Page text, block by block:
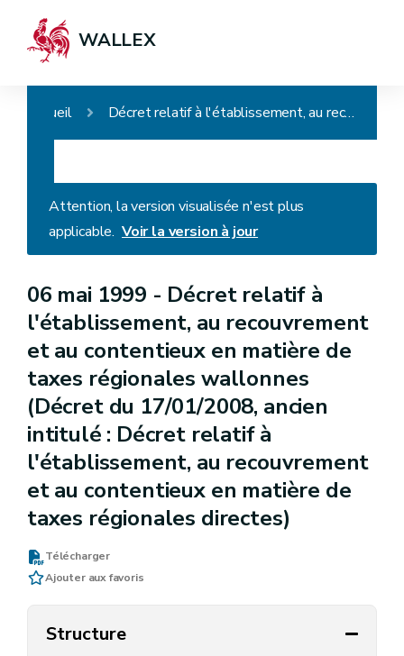
WALLEX
Accueil Décret relatif à l'établissement, au recouvrement et au contentieux en matière de taxes régionales wallonnes (Décret du 17/01/2008, ancien intitulé : Décret relatif à l'établissement, au recouvrement et au contentieux en matière de taxes régionales directes)
Attention, la version visualisée n'est plus
applicable. Voir la version à jour
06 mai 1999 - Décret relatif à
l'établissement, au recouvrement
et au contentieux en matière de
taxes régionales wallonnes
(Décret du 17/01/2008, ancien
intitulé : Décret relatif à
l'établissement, au recouvrement
et au contentieux en matière de
taxes régionales directes)
Télécharger
Ajouter aux favoris
Structure